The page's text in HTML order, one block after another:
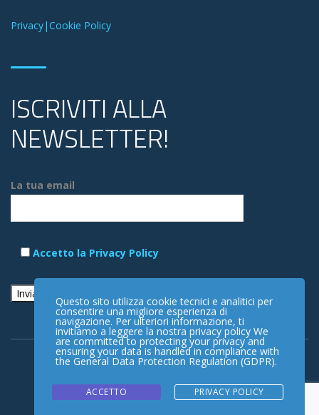
Privacy|Cookie Policy
ISCRIVITI ALLA
NEWSLETTER!
La tua email
Accetto la Privacy Policy
Questo sito utilizza cookie tecnici e analitici per
consentire una migliore esperienza di
navigazione. Per ulteriori informazione, ti
invitiamo a leggere la nostra privacy policy We
are committed to protecting your privacy and
ensuring your data is handled in compliance with
the General Data Protection Regulation (GDPR).
ACCETTO PRIVACY POLICY